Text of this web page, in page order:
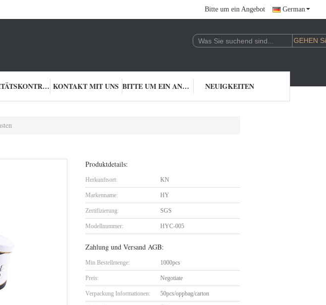
Bitte um ein Angebot German
QUALITÄTSKONTROLLE KONTAKT MIT UNS BITTE UM EIN ANGEBOT NEUIGKEITEN
Produktdetails:
Herkunftsort: KN
Markenname: HY
Zertifizierung: SGS
Modellnummer: HYC-005
Zahlung und Versand AGB:
Min Bestellmenge: 1000pcs
Preis: Negotiate
Verpackung Informationen: 50pcs/oppbag/carton